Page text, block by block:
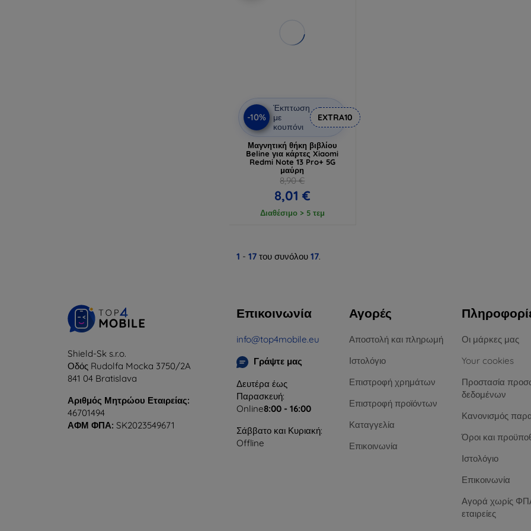
-10%
Έκπτωση
με
κουπόνι
EXTRA10
Μαγνητική θήκη βιβλίου
Beline για κάρτες Xiaomi
Redmi Note 13 Pro+ 5G
μαύρη
8,90 €
8,01 €
Διαθέσιμο > 5 τεμ
1 - 17 του συνόλου 17.
Shield-Sk s.r.o.
Οδός Rudolfa Mocka 3750/2A
841 04 Bratislava
Αριθμός Μητρώου Εταιρείας:
46701494
ΑΦΜ ΦΠΑ: SK2023549671
Επικοινωνία
info@top4mobile.eu
Γράψτε μας
Δευτέρα έως
Παρασκευή:
Online8:00 - 16:00
Σάββατο και Κυριακή:
Offline
Αγορές
Αποστολή και πληρωμή
Ιστολόγιο
Επιστροφή χρημάτων
Επιστροφή προϊόντων
Καταγγελία
Επικοινωνία
Οι μάρκες μας
Your cookies
Προστασία
δεδομένων
Κανονισμός
Όροι και
Ιστολόγιο
Επικοινωνία
Αγορά χωρίς
εταιρείες